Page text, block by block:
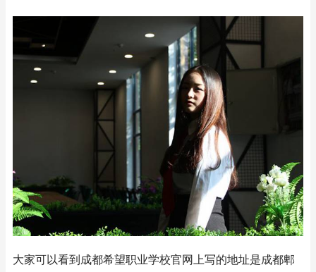
大家可以看到成都希望职业学校官网上写的地址是成都郫